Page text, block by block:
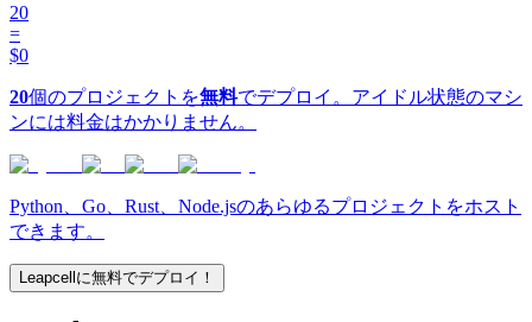
20
=
$0
20個のプロジェクトを無料でデプロイ。アイドル状態のマシ
ンには料金はかかりません。
Python、Go、Rust、Node.jsのあらゆるプロジェクトをホスト
できます。
Leapcellに無料でデプロイ！